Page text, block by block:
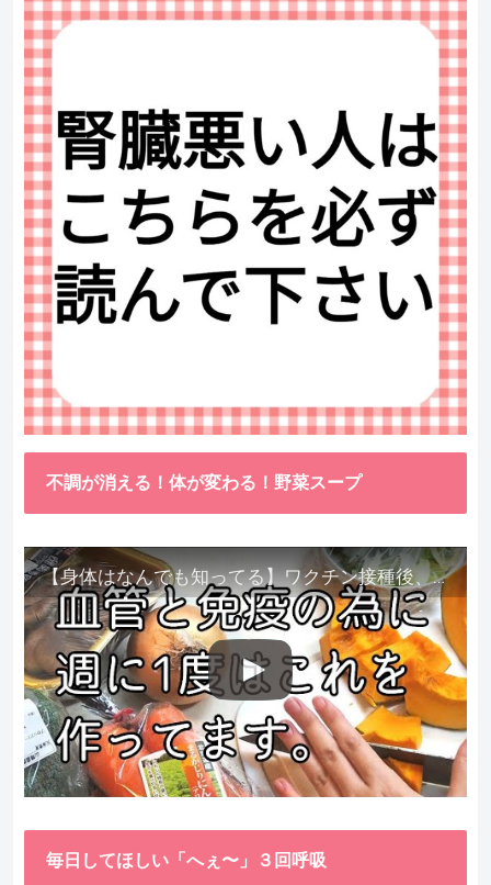
不調が消える！体が変わる！野菜スープ
【身体はなんでも知ってる】ワクチン接種後、異常に食べたくなった野菜が細胞回復に貢献してくれました。
毎日してほしい「へぇ〜」３回呼吸